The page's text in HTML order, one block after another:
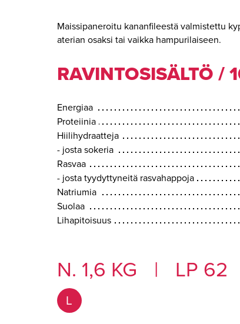
Maissipaneroitu kananfileestä valmistettu
aterian osaksi tai vaikka hampurilaiseen.
RAVINTOSISÄLTÖ /
Energiaa
Proteiinia
Hiilihydraatteja
- josta sokeria
Rasvaa
- josta tyydyttyneitä rasvahappoja
Natriumia
Suolaa
Lihapitoisuus
N. 1,6 KG | LP 62
L